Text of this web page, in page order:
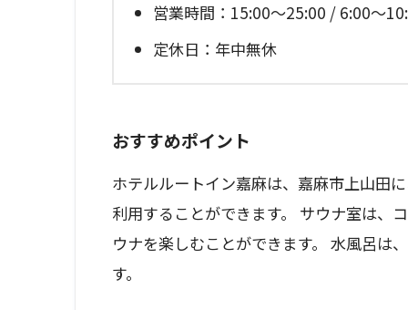
営業時間：15:00～25:00 / 6:00～
定休日：年中無休
おすすめポイント
ホテルルートイン嘉麻は、嘉麻市上山田
利用することができます。 サウナ室は、
ウナを楽しむことができます。 水風呂
す。